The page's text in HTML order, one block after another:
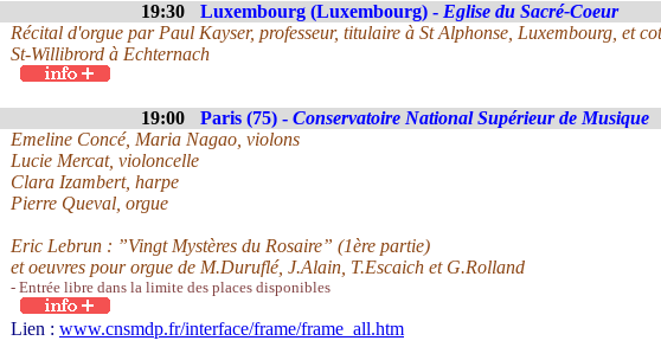
19:30 Luxembourg (Luxembourg) - Eglise du Sacré-Coeur
Récital d'orgue par Paul Kayser, professeur, titulaire à St Alphonse, Luxembourg, et
St-Willibrord à Echternach
19:00 Paris (75) - Conservatoire National Supérieur de Musique
Emeline Concé, Maria Nagao, violons
Lucie Mercat, violoncelle
Clara Izambert, harpe
Pierre Queval, orgue
Eric Lebrun : ”Vingt Mystères du Rosaire” (1ère partie)
et oeuvres pour orgue de M.Duruflé, J.Alain, T.Escaich et G.Rolland
- Entrée libre dans la limite des places disponibles
Lien : www.cnsmdp.fr/interface/frame/frame_all.htm